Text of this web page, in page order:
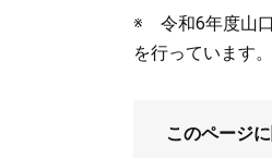
※ 令和6年度山口
を行っています
このページ